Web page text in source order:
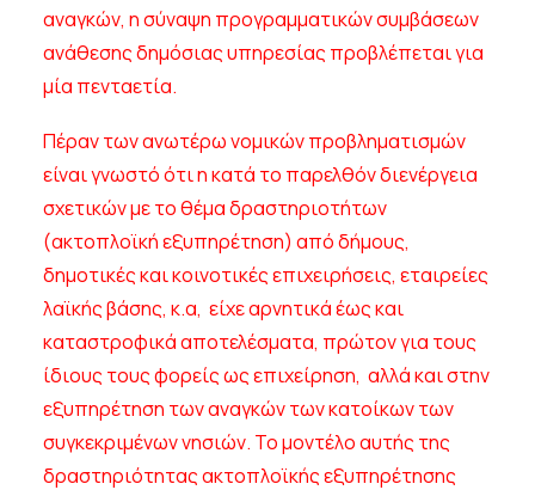
αναγκών, η σύναψη προγραμματικών συμβάσεων
ανάθεσης δημόσιας υπηρεσίας προβλέπεται για
μία πενταετία.
Πέραν των ανωτέρω νομικών προβληματισμών
είναι γνωστό ότι η κατά το παρελθόν διενέργεια
σχετικών με το θέμα δραστηριοτήτων
(ακτοπλοϊκή εξυπηρέτηση) από δήμους,
δημοτικές και κοινοτικές επιχειρήσεις, εταιρείες
λαϊκής βάσης, κ.α, είχε αρνητικά έως και
καταστροφικά αποτελέσματα, πρώτον για τους
ίδιους τους φορείς ως επιχείρηση, αλλά και στην
εξυπηρέτηση των αναγκών των κατοίκων των
συγκεκριμένων νησιών. Το μοντέλο αυτής της
δραστηριότητας ακτοπλοϊκής εξυπηρέτησης